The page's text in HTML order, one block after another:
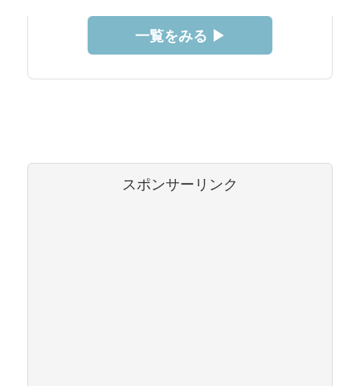
一覧をみる ▶︎
スポンサーリンク